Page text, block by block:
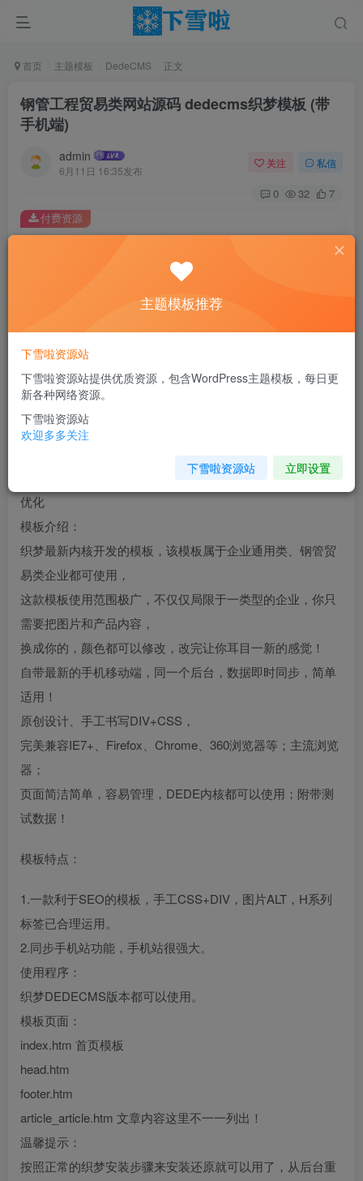
首页 主题模板 DedeCMS 正文
钢管工程贸易类网站源码 dedecms织梦模板 (带
手机端)
admin
6月11日 16:35发布
关注 私信
0 32 7
此内容为付费资源，请付费后查看
￥0.01
您当前未登录！建议登陆后购买，可保存购买订单
付费资源
介绍
钢管工程贸易类织梦模板(带手机端)+PC+移动端+利于SEO
优化
模板介绍：
织梦最新内核开发的模板，该模板属于企业通用类、钢管贸
易类企业都可使用，
这款模板使用范围极广，不仅仅局限于一类型的企业，你只
需要把图片和产品内容，
换成你的，颜色都可以修改，改完让你耳目一新的感觉！
自带最新的手机移动端，同一个后台，数据即时同步，简单
适用！
原创设计、手工书写DIV+CSS，
完美兼容IE7+、Firefox、Chrome、360浏览器等；主流浏览
器；
页面简洁简单，容易管理，DEDE内核都可以使用；附带测
试数据！
模板特点：
1.一款利于SEO的模板，手工CSS+DIV，图片ALT，H系列
标签已合理运用。
2.同步手机站功能，手机站很强大。
使用程序：
织梦DEDECMS版本都可以使用。
模板页面：
index.htm 首页模板
head.htm
footer.htm
article_article.htm 文章内容这里不一一列出！
温馨提示：
按照正常的织梦安装步骤来安装还原就可以用了，从后台重
主题模板推荐
下雪啦资源站
下雪啦资源站提供优质资源，包含WordPress主题模板，每日更
新各种网络资源。
下雪啦资源站
欢迎多多关注
下雪啦资源站 立即设置